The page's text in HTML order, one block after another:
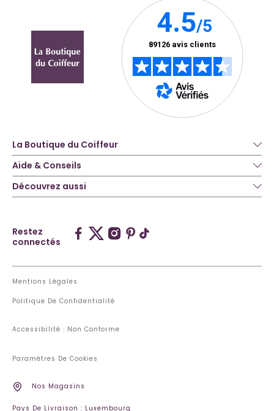
La Boutique du Coiffeur
Aide & Conseils
Découvrez aussi
Restez
connectés
Mentions Légales
Politique De Confidentialité
Accessibilité : Non Conforme
Paramètres De Cookies
Nos Magasins
Pays De Livraison : Luxembourg